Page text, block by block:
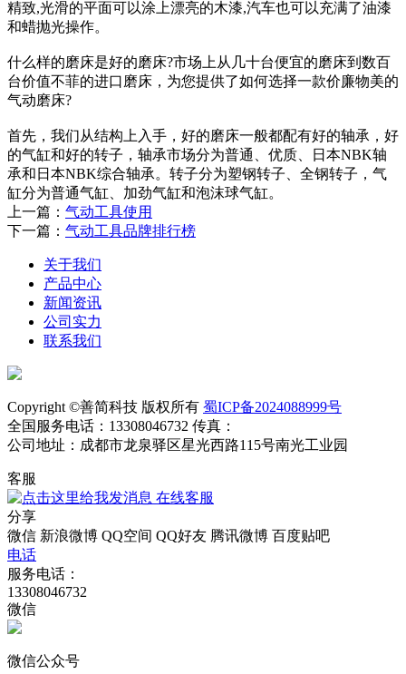
精致,光滑的平面可以涂上漂亮的木漆,汽车也可以充满了油漆
和蜡抛光操作。
什么样的磨床是好的磨床?市场上从几十台便宜的磨床到数百
台价值不菲的进口磨床，为您提供了如何选择一款价廉物美的
气动磨床?
首先，我们从结构上入手，好的磨床一般都配有好的轴承，好
的气缸和好的转子，轴承市场分为普通、优质、日本NBK轴
承和日本NBK综合轴承。转子分为塑钢转子、全钢转子，气
缸分为普通气缸、加劲气缸和泡沫球气缸。
上一篇： 气动工具使用
下一篇： 气动工具品牌排行榜
关于我们
产品中心
新闻资讯
公司实力
联系我们
Copyright ©善简科技 版权所有 蜀ICP备2024088999号
全国服务电话：13308046732 传真：
公司地址：成都市龙泉驿区星光西路115号南光工业园
客服
在线客服
分享
微信 新浪微博 QQ空间 QQ好友 腾讯微博 百度贴吧
电话
服务电话：
13308046732
微信
微信公众号